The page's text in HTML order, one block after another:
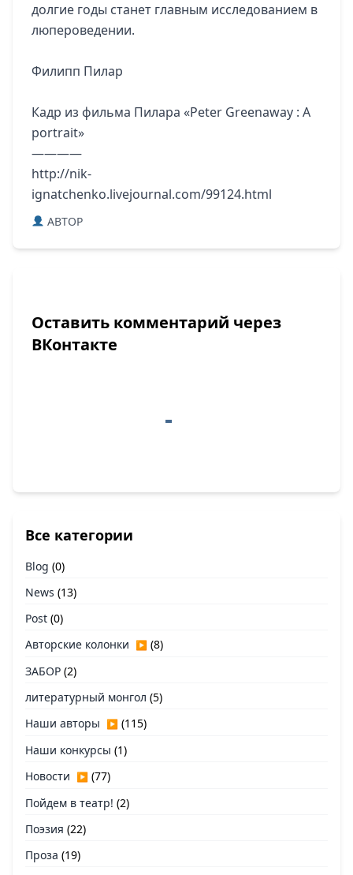
долгие годы станет главным исследованием в
люпероведении.
Филипп Пилар
Кадр из фильма Пилара «Peter Greenaway : A
portrait»
————
http://nik-
ignatchenko.livejournal.com/99124.html
ABTOP
Оставить комментарий через
ВКонтакте
Все категории
Blog (0)
News (13)
Post (0)
Авторские колонки ▶ (8)
ЗАБОР (2)
литературный монгол (5)
Наши авторы ▶ (115)
Наши конкурсы (1)
Новости ▶ (77)
Пойдем в театр! (2)
Поэзия (22)
Проза (19)